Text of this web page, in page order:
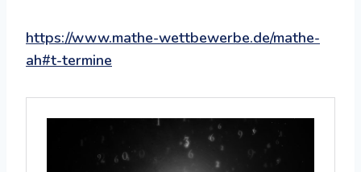
https://www.mathe-wettbewerbe.de/mathe-
ah#t-termine